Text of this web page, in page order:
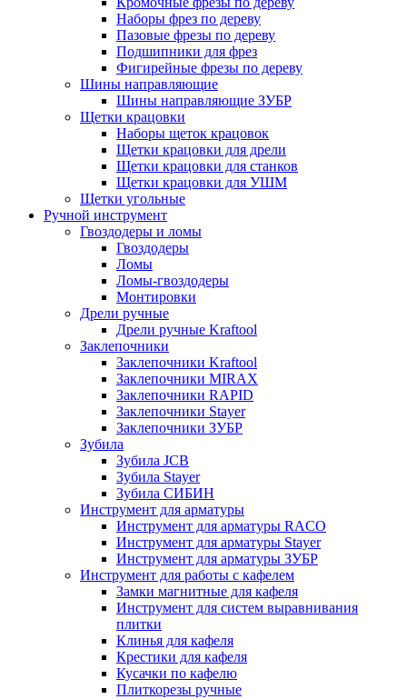
Наборы фрез по дереву
Пазовые фрезы по дереву
Подшипники для фрез
Фигирейные фрезы по дереву
Шины направляющие
Шины направляющие ЗУБР
Щетки крацовки
Наборы щеток крацовок
Щетки крацовки для дрели
Щетки крацовки для станков
Щетки крацовки для УШМ
Щетки угольные
Ручной инструмент
Гвоздодеры и ломы
Гвоздодеры
Ломы
Ломы-гвоздодеры
Монтировки
Дрели ручные
Дрели ручные Kraftool
Заклепочники
Заклепочники Kraftool
Заклепочники MIRAX
Заклепочники RAPID
Заклепочники Stayer
Заклепочники ЗУБР
Зубила
Зубила JCB
Зубила Stayer
Зубила СИБИН
Инструмент для арматуры
Инструмент для арматуры RACO
Инструмент для арматуры Stayer
Инструмент для арматуры ЗУБР
Инструмент для работы с кафелем
Замки магнитные для кафеля
Инструмент для систем выравнивания
плитки
Клинья для кафеля
Крестики для кафеля
Кусачки по кафелю
Плиткорезы ручные